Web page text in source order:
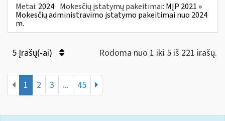
Metai: 2024 Mokesčių įstatymų pakeitimai: MĮP 2021 »
Mokesčių administravimo įstatymo pakeitimai nuo 2024
m.
5 Įrašų(-ai) Rodoma nuo 1 iki 5 iš 221 irašų.
1 2 3 ... 45